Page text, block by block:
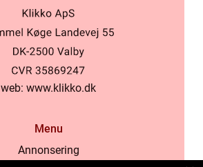
web: www.klikko.dk
Menu
Annonsering